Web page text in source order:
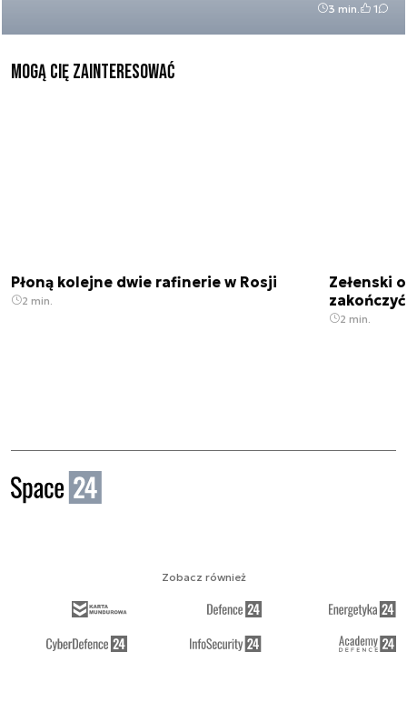
3 min. 1
Mogą Cię zainteresować
Płoną kolejne dwie rafinerie w Rosji
2 min.
Zełenski
2 min.
Zobacz również